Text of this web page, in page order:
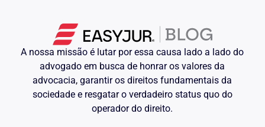
A nossa missão é lutar por essa causa lado a lado do
advogado em busca de honrar os valores da
advocacia, garantir os direitos fundamentais da
sociedade e resgatar o verdadeiro status quo do
operador do direito.